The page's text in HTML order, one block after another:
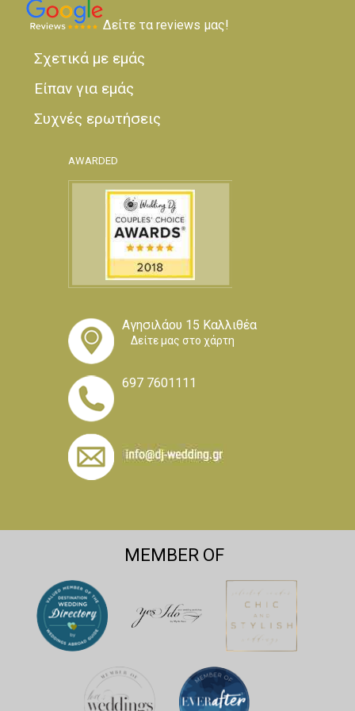
Δείτε τα reviews μας!
Σχετικά με εμάς
Είπαν για εμάς
Συχνές ερωτήσεις
AWARDED
Αγησιλάου 15 Καλλιθέα
Δείτε μας στο χάρτη
697 7601111
MEMBER OF